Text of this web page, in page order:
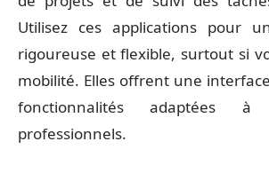
Utilisez ces applications pour
rigoureuse et flexible, surtout si
mobilité. Elles offrent une
fonctionnalités adaptées
professionnels.